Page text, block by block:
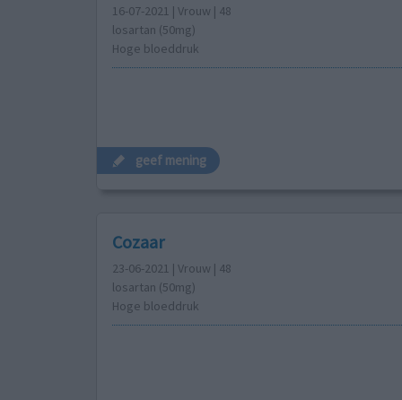
16-07-2021 | Vrouw | 48
losartan (50mg)
Hoge bloeddruk
geef mening
Cozaar
23-06-2021 | Vrouw | 48
losartan (50mg)
Hoge bloeddruk